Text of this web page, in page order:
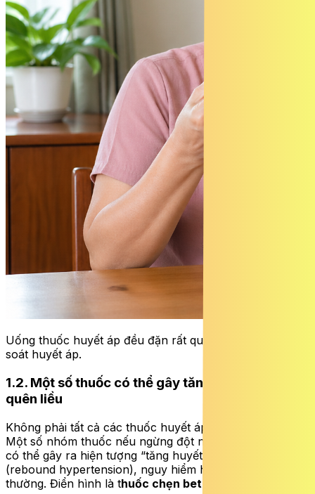
Uống thuốc huyết áp đều đặn rất quan trọng để kiểm
soát huyết áp.
1.2. Một số thuốc có thể gây tăng huyết áp khi
quên liều
Không phải tất cả các thuốc huyết áp đều giống nhau.
Một số nhóm thuốc nếu ngừng đột ngột hoặc quên liều
có thể gây ra hiện tượng “tăng huyết áp bật lại”
(rebound hypertension), nguy hiểm hơn so với bình
thường. Điển hình là thuốc chẹn beta